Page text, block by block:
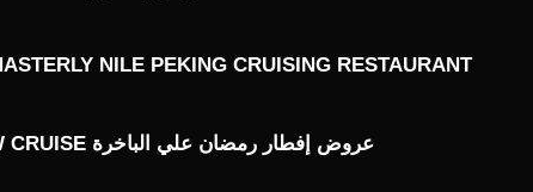
NILE PEKING CRUISING RESTAURANT
عروض إفطار رمضان علي الباخرة JW CRUISE